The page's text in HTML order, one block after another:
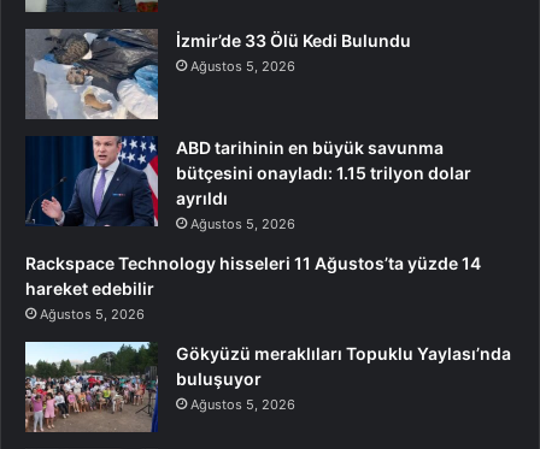
İzmir’de 33 Ölü Kedi Bulundu
Ağustos 5, 2026
ABD tarihinin en büyük savunma
bütçesini onayladı: 1.15 trilyon dolar
ayrıldı
Ağustos 5, 2026
Rackspace Technology hisseleri 11 Ağustos’ta yüzde 14
hareket edebilir
Ağustos 5, 2026
Gökyüzü meraklıları Topuklu Yaylası’nda
buluşuyor
Ağustos 5, 2026